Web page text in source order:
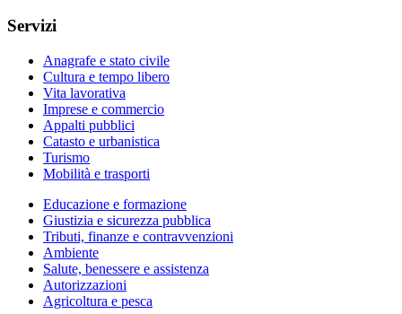
Servizi
Anagrafe e stato civile
Cultura e tempo libero
Vita lavorativa
Imprese e commercio
Appalti pubblici
Catasto e urbanistica
Turismo
Mobilità e trasporti
Educazione e formazione
Giustizia e sicurezza pubblica
Tributi, finanze e contravvenzioni
Ambiente
Salute, benessere e assistenza
Autorizzazioni
Agricoltura e pesca